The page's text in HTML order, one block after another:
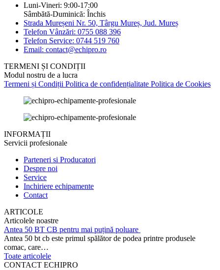
Luni-Vineri: 9:00-17:00
Sâmbătă-Duminică: Închis
Strada Mureșeni Nr. 50, Târgu Mureș, Jud. Mureș
Telefon Vânzări: 0755 088 396
Telefon Service: 0744 519 760
Email: contact@echipro.ro
TERMENI ȘI CONDIȚII
Modul nostru de a lucra
Termeni și Condiții Politica de confidențialitate Politica de Cookies
INFORMAȚII
Servicii profesionale
Parteneri si Producatori
Despre noi
Service
Inchiriere echipamente
Contact
ARTICOLE
Articolele noastre
Antea 50 BT CB pentru mai puțină poluare
Antea 50 bt cb este primul spălător de podea printre produsele
comac, care…
Toate articolele
CONTACT ECHIPRO